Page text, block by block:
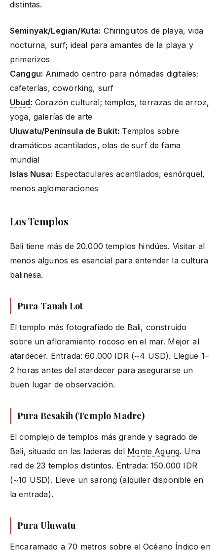
distintas.
Seminyak/Legian/Kuta: Chiringuitos de playa, vida
nocturna, surf; ideal para amantes de la playa y
primerizos
Canggu: Animado centro para nómadas digitales;
cafeterías, coworking, surf
Ubud: Corazón cultural; templos, terrazas de arroz,
yoga, galerías de arte
Uluwatu/Península de Bukit: Templos sobre
dramáticos acantilados, olas de surf de fama
mundial
Islas Nusa: Espectaculares acantilados, esnórquel,
menos aglomeraciones
Los Templos
Bali tiene más de 20.000 templos hindúes. Visitar al
menos algunos es esencial para entender la cultura
balinesa.
Pura Tanah Lot
El templo más fotografiado de Bali, construido
sobre un afloramiento rocoso en el mar. Mejor al
atardecer. Entrada: 60.000 IDR (~4 USD). Llegue 1–
2 horas antes del atardecer para asegurarse un
buen lugar de observación.
Pura Besakih (Templo Madre)
El complejo de templos más grande y sagrado de
Bali, situado en las laderas del Monte Agung. Una
red de 23 templos distintos. Entrada: 150.000 IDR
(~10 USD). Lleve un sarong (alquiler disponible en
la entrada).
Pura Uluwatu
Encaramado a 70 metros sobre el Océano Índico en